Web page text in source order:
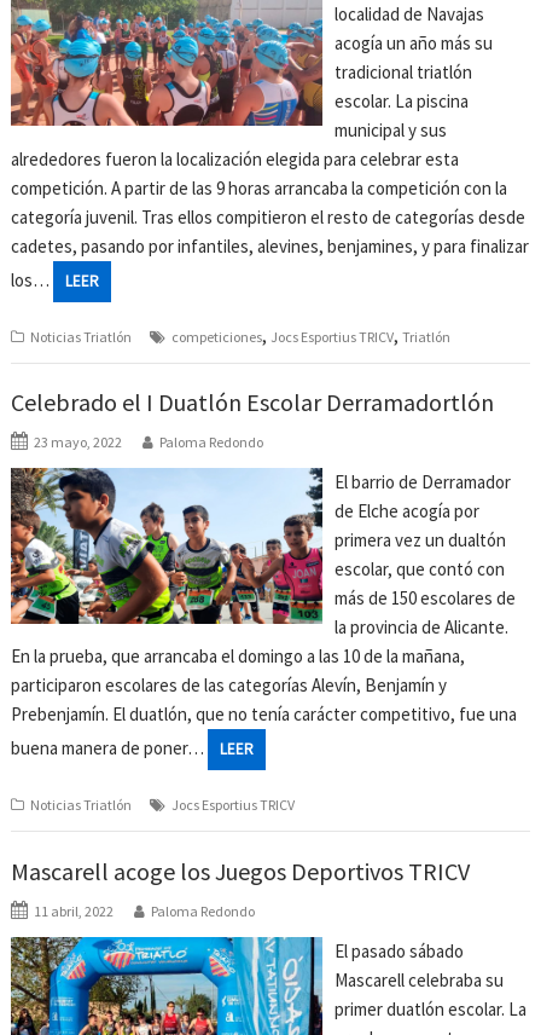
localidad de Navajas
acogía un año más su
tradicional triatlón
escolar. La piscina
municipal y sus
alrededores fueron la localización elegida para celebrar esta
competición. A partir de las 9 horas arrancaba la competición con la
categoría juvenil. Tras ellos compitieron el resto de categorías desde
cadetes, pasando por infantiles, alevines, benjamines, y para finalizar
los…
LEER
Noticias Triatlón competiciones, Jocs Esportius TRICV,Triatlón
Celebrado el I Duatlón Escolar Derramadortlón
23 mayo, 2022 Paloma Redondo
El barrio de Derramador
de Elche acogía por
primera vez un dualtón
escolar, que contó con
más de 150 escolares de
la provincia de Alicante.
En la prueba, que arrancaba el domingo a las 10 de la mañana,
participaron escolares de las categorías Alevín, Benjamín y
Prebenjamín. El duatlón, que no tenía carácter competitivo, fue una
buena manera de poner…
LEER
Noticias Triatlón Jocs Esportius TRICV
Mascarell acoge los Juegos Deportivos TRICV
11 abril, 2022 Paloma Redondo
El pasado sábado
Mascarell celebraba su
primer duatlón escolar. La